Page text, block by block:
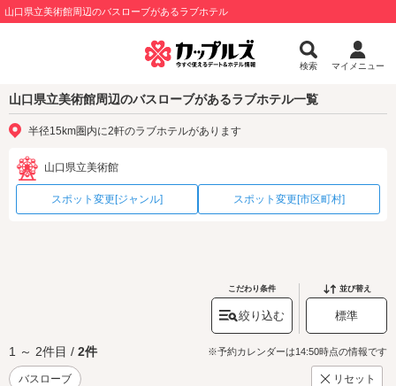
山口県立美術館周辺のバスローブがあるラブホテル
検索 マイメニュー
山口県立美術館周辺のバスローブがあるラブホテル一覧
半径15km圏内に2軒のラブホテルがあります
山口県立美術館
スポット変更[ジャンル] スポット変更[市区町村]
こだわり条件
絞り込む
並び替え
標準
1 ～ 2件目 / 2件 ※予約カレンダーは14:50時点の情報です
バスローブ リセット